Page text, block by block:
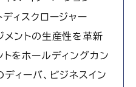
ィスクロージャー
メントの生産性を革新
をホールディングカン
ィーバ、ビジネスイン